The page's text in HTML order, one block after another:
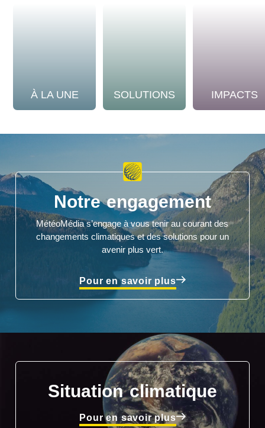
À LA UNE SOLUTIONS IMPACTS
Notre engagement
MétéoMédia s’engage à vous tenir au courant des
changements climatiques et des solutions pour un
avenir plus vert.
Pour en savoir plus
Situation climatique
Pour en savoir plus